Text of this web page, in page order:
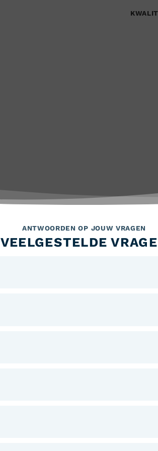
ANTWOORDEN OP JOUW VRAGEN
VEELGESTELDE